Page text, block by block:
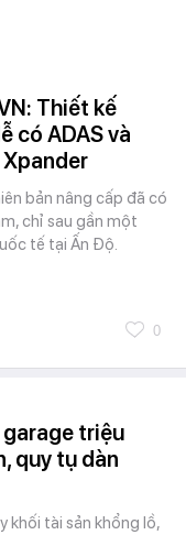
Thiết kế
có ADAS và
bản nâng cấp đã có
chỉ sau gần một
tế tại Ấn Độ.
0
triệu
quy tụ dàn
khối tài sản khổng lồ,